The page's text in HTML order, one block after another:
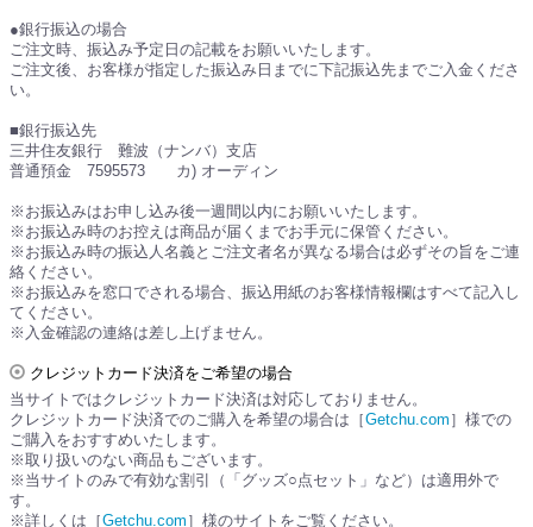
●銀行振込の場合
ご注文時、振込み予定日の記載をお願いいたします。
ご注文後、お客様が指定した振込み日までに下記振込先までご入金くださ
い。
■銀行振込先
三井住友銀行 難波（ナンバ）支店
普通預金 7595573 カ) オーディン
※お振込みはお申し込み後一週間以内にお願いいたします。
※お振込み時のお控えは商品が届くまでお手元に保管ください。
※お振込み時の振込人名義とご注文者名が異なる場合は必ずその旨をご連
絡ください。
※お振込みを窓口でされる場合、振込用紙のお客様情報欄はすべて記入し
てください。
※入金確認の連絡は差し上げません。
クレジットカード決済をご希望の場合
当サイトではクレジットカード決済は対応しておりません。
クレジットカード決済でのご購入を希望の場合は［Getchu.com ］様での
ご購入をおすすめいたします。
※取り扱いのない商品もございます。
※当サイトのみで有効な割引（「グッズ○点セット」など）は適用外で
す。
※詳しくは［Getchu.com ］様のサイトをご覧ください。